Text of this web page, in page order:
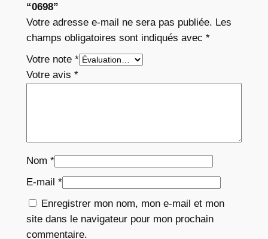
“0698”
Votre adresse e-mail ne sera pas publiée. Les
champs obligatoires sont indiqués avec *
Votre note *
Votre avis *
Nom *
E-mail *
Enregistrer mon nom, mon e-mail et mon
site dans le navigateur pour mon prochain
commentaire.